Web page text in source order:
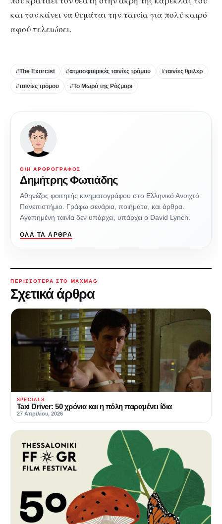
και τον κάνει να θυμάται την ταινία για πολύ καιρό
αφού τελειώσει.
#The Exorcist #ατμοσφαιρικές ταινίες τρόμου #ταινίες θριλερ
#ταινίες τρόμου #Το Μωρό της Ρόζμαρι
Ο/Η ΑΡΘΡΟΓΡΆΦΟΣ
Δημήτρης Φωτιάδης
Αθηνέζος φοιτητής κινηματογράφου στο Ελληνικό Ανοιχτό
Πανεπιστήμιο. Γράφω σενάρια, ποιήματα, και άρθρα.
Αγαπημένη ταινία δεν υπάρχει, υπάρχει ο David Lynch.
ΌΛΑ ΤΑ ΆΡΘΡΑ
ΠΕΡΙΣΣΌΤΕΡΑ ΣΤΟ MAXMAG
Σχετικά άρθρα
SPECIALS
Taxi Driver: 50 χρόνια και η πόλη παραμένει ίδια
27 Απριλίου, 2026